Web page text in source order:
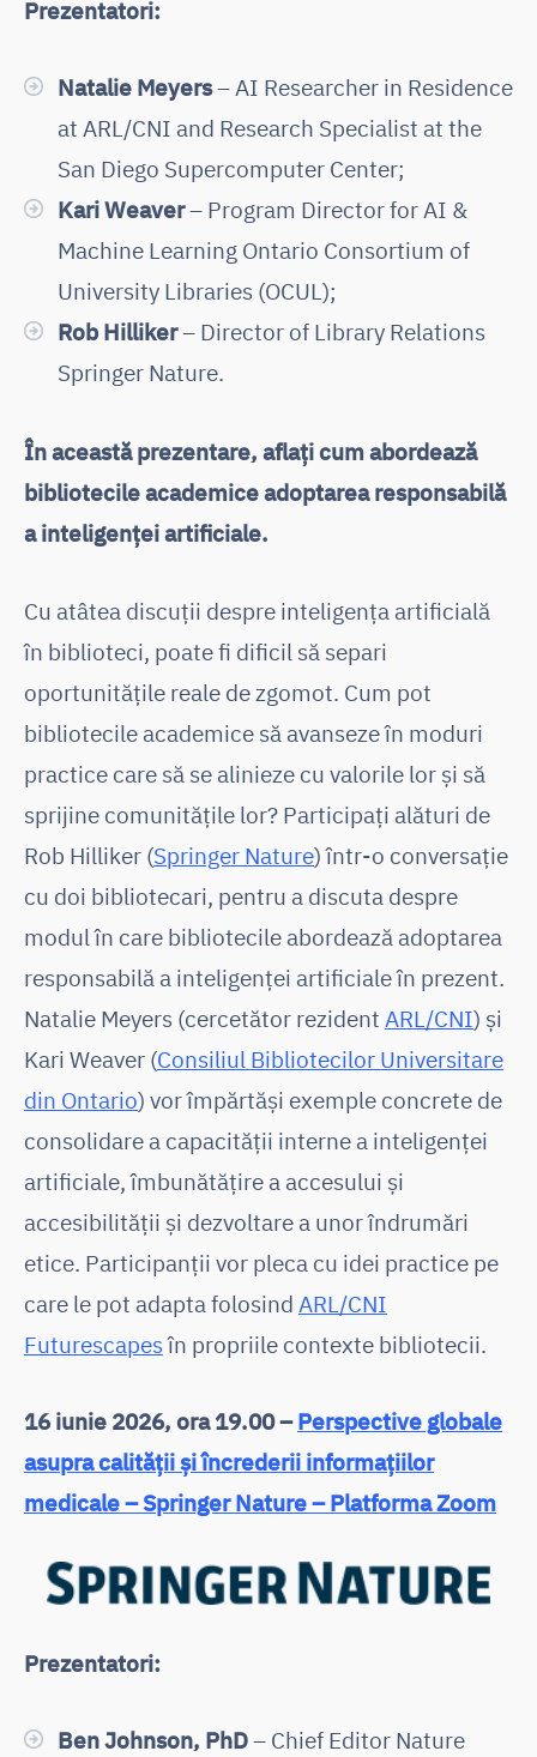
Prezentatori:
Natalie Meyers– AI Researcher in Residence
at ARL/CNI and Research Specialist at the
San Diego Supercomputer Center;
Kari Weaver– Program Director for AI &
Machine Learning Ontario Consortium of
University Libraries (OCUL);
Rob Hilliker– Director of Library Relations
Springer Nature.
În această prezentare, aflați cum abordează
bibliotecile academice adoptarea responsabilă
a inteligenței artificiale.
Cu atâtea discuții despre inteligența artificială
în biblioteci, poate fi dificil să separi
oportunitățile reale de zgomot. Cum pot
bibliotecile academice să avanseze în moduri
practice care să se alinieze cu valorile lor și să
sprijine comunitățile lor? Participați alături de
Rob Hilliker (Springer Nature) într-o conversație
cu doi bibliotecari, pentru a discuta despre
modul în care bibliotecile abordează adoptarea
responsabilă a inteligenței artificiale în prezent.
Natalie Meyers (cercetător rezident ARL/CNI) și
Kari Weaver (Consiliul Bibliotecilor Universitare
din Ontario) vor împărtăși exemple concrete de
consolidare a capacității interne a inteligenței
artificiale, îmbunătățire a accesului și
accesibilității și dezvoltare a unor îndrumări
etice. Participanții vor pleca cu idei practice pe
care le pot adapta folosind ARL/CNI
Futurescapesîn propriile contexte bibliotecii.
16 iunie 2026, ora 19.00 –Perspective globale
asupra calității și încrederii informațiilor
medicale – Springer Nature – Platforma Zoom
Prezentatori:
Ben Johnson, PhD– Chief Editor Nature